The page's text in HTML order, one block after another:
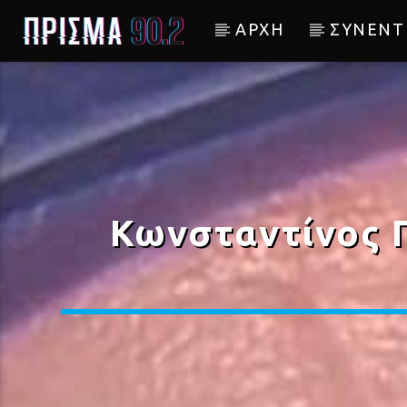
ΑΡΧΗ
ΠΡΟΣΩΠΙΚΑ
ΑΝΤΩΝΗΣ ΡΕΜΟΣ
Κωνσταντίνος